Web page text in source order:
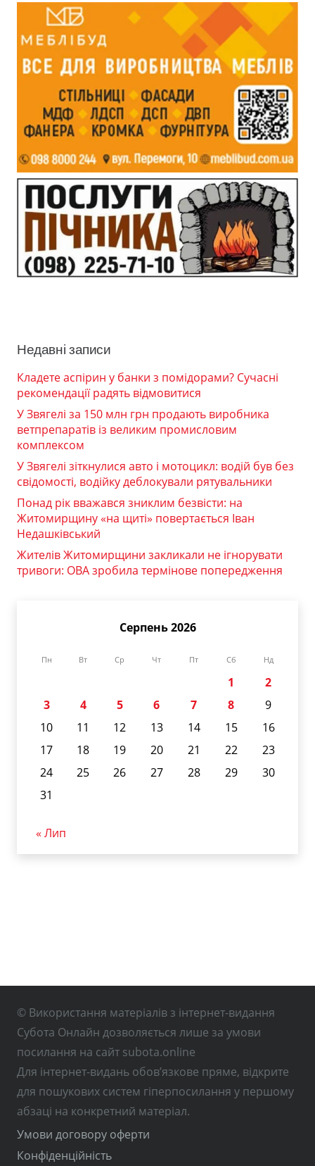
Недавні записи
Кладете аспірин у банки з помідорами? Сучасні
рекомендації радять відмовитися
У Звягелі за 150 млн грн продають виробника
ветпрепаратів із великим промисловим
комплексом
У Звягелі зіткнулися авто і мотоцикл: водій був без
свідомості, водійку деблокували рятувальники
Понад рік вважався зниклим безвісти: на
Житомирщину «на щиті» повертається Іван
Недашківський
Жителів Житомирщини закликали не ігнорувати
тривоги: ОВА зробила термінове попередження
Серпень 2026
Пн Вт Ср Чт Пт Сб Нд
1
2
3
4 5 6 7 8
9
10
11 12 13 14 15
16
17
18 19 20 21 22
23
24
25 26 27 28 29
30
31
« Лип
© Використання матеріалів з інтернет-видання
Субота Онлайн дозволяється лише за умови
посилання на сайт subota.online
Для інтернет-видань обов’язкове пряме, відкрите
для пошукових систем гіперпосилання у першому
абзаці на конкретний матеріал.
Умови договору оферти
Конфіденційність